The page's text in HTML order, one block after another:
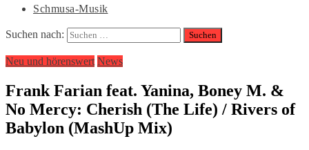
Schmusa-Musik
Suchen nach:
Neu und hörenswert News
Frank Farian feat. Yanina, Boney M. &
No Mercy: Cherish (The Life) / Rivers of
Babylon (MashUp Mix)